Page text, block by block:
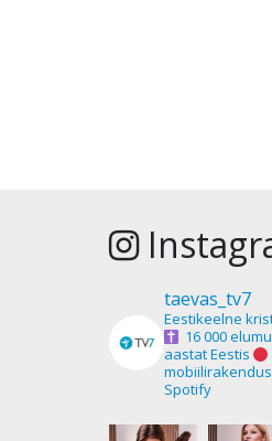
taevas_tv7
Eestikeelne
16 000
aastat Eestis
Spotify